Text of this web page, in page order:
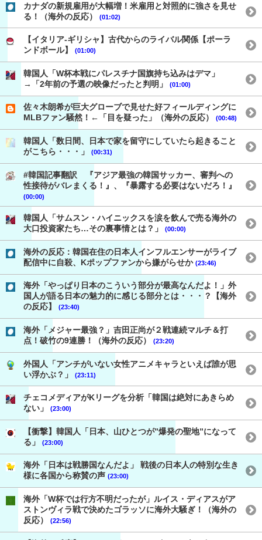
カナダの新規雇用が大幅増！米雇用と対照的に強さを見せ
る！（海外の反応）
(01:02)
【イタリア-ギリシャ】古代からのライバル関係【ポーラ
ンドボール】
(01:00)
韓国人「W杯本戦にパレスチナ国旗持ち込みはデマ」
→「2年前の予選の映像だったと判明」
(01:00)
佐々木朗希が巨大グローブで見せた好フィールディングに
MLBファン騒然！←「目を疑った」（海外の反応）
(00:48)
韓国人「数日間、日本で家を留守にしていたら起きること
がこちら・・・」
(00:31)
#韓国記事翻訳 『アジア最強の韓国サッカー、審判への
性接待がバレまくる！』、『暴露する必要はないだろ！』
(00:00)
韓国人「サムスン・ハイニックスを涙を飲んで売る海外の
大口投資家たち…その裏事情とは？」
(00:00)
海外の反応：韓国在住の日本人インフルエンサーがライブ
配信中に自殺、Kポップファンから嫌がらせか (23:46)
海外「やっぱり日本のこういう部分が最高なんだよ！」外
国人が語る日本の魅力的に感じる部分とは・・・？【海外
の反応】
(23:40)
海外「メジャー最強？」吉田正尚が２戦連続マルチ＆打
点！破竹の9連勝！（海外の反応）
(23:20)
外国人「アンチがいない女性アニメキャラといえば誰が思
い浮かぶ？」
(23:11)
チェコメディアがKリーグを分析「韓国は絶対にあきらめ
ない」
(23:00)
【衝撃】韓国人「日本、山ひとつが”爆発の聖地”になって
る」
(23:00)
海外「日本は戦勝国なんだよ」 戦後の日本人の特別な生き
様に各国から称賛の声 (23:00)
海外「W杯では行方不明だったが」ルイス・ディアスがア
ストンヴィラ戦で決めたゴラッソに海外大騒ぎ！（海外の
反応）
(22:56)